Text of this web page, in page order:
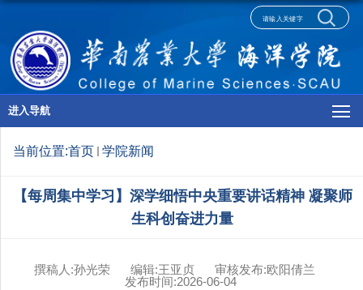
进入导航
当前位置:首页 学院新闻
【每周集中学习】深学细悟中央重要讲话精神 凝聚师
生科创奋进力量
撰稿人:孙光荣 编辑:王亚贞
审核发布:欧阳倩兰
发布时间:2026-06-04